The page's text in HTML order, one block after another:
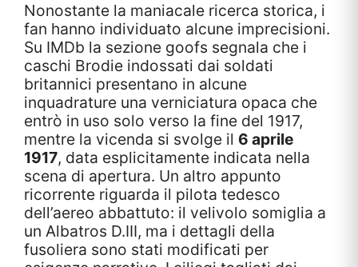
Nonostante la maniacale ricerca storica, i
fan hanno individuato alcune imprecisioni.
Su IMDb la sezione goofs segnala che i
caschi Brodie indossati dai soldati
britannici presentano in alcune
inquadrature una verniciatura opaca che
entrò in uso solo verso la fine del 1917,
mentre la vicenda si svolge il 6 aprile
1917, data esplicitamente indicata nella
scena di apertura. Un altro appunto
ricorrente riguarda il pilota tedesco
dell’aereo abbattuto: il velivolo somiglia a
un Albatros D.III, ma i dettagli della
fusoliera sono stati modificati per